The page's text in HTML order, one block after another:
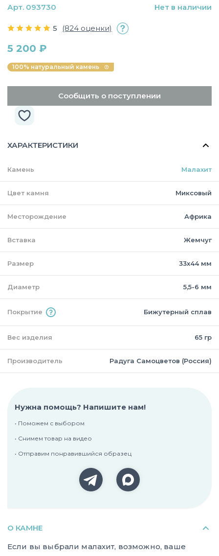
5 (824 оценки)
5 200 ₽
100% натуральный камень
Сообщить о поступлении
Арт. 093730 Нет в наличии
ХАРАКТЕРИСТИКИ
Камень Малахит
Цвет камня Миксовый
Месторождение Африка
Вставка Жемчуг
Размер 33х44 мм
Диаметр 5,5-6 мм
Покрытие Бижутерный сплав
Вес изделия 65 гр
Производитель Радуга Самоцветов (Россия)
Нужна помощь? Напишите нам!
• Поможем с выбором
• Снимем товар на видео
• Отправим понравившийся образец
О КАМНЕ
Если вы выбрали малахит, возможно, ваше